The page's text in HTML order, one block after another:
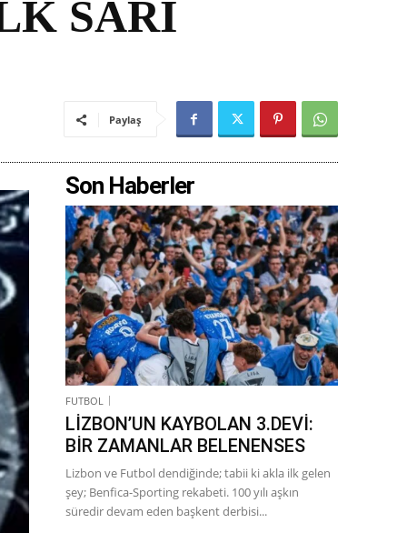
SARI
Paylaş
Son Haberler
FUTBOL
LİZBON’UN KAYBOLAN 3.DEVİ:
BİR ZAMANLAR BELENENSES
Lizbon ve Futbol dendiğinde; tabii ki akla ilk gelen
şey; Benfica-Sporting rekabeti. 100 yılı aşkın
süredir devam eden başkent derbisi...